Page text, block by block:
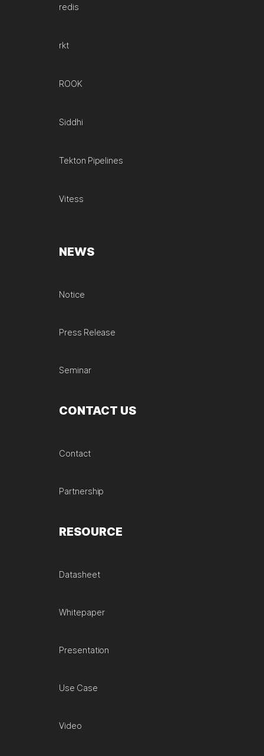
redis
rkt
ROOK
Siddhi
Tekton Pipelines
Vitess
NEWS
Notice
Press Release
Seminar
CONTACT US
Contact
Partnership
RESOURCE
Datasheet
Whitepaper
Presentation
Use Case
Video